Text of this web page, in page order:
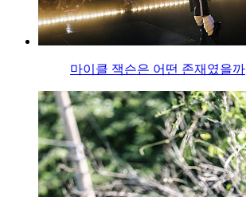
마이클 잭슨은 어떤 존재였을까